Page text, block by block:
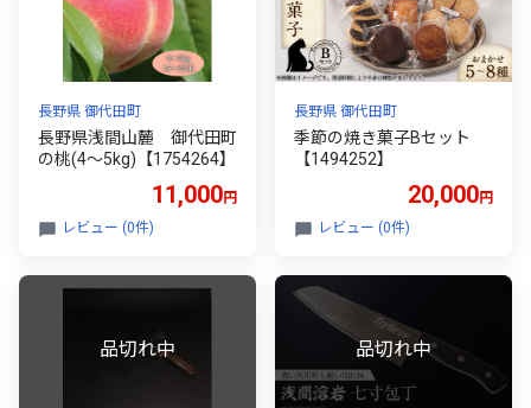
長野県 御代田町
長野県浅間山麓 御代田町
の桃(4～5kg)【1754264】
11,000円
レビュー (0件)
長野県 御代田町
季節の焼き菓子Bセット
【1494252】
20,000円
レビュー (0件)